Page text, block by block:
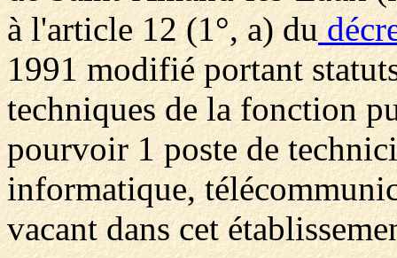
à l'article 12 (1°, a) du
1991 modifié portant
techniques de la fonction
pourvoir 1 poste de
informatique,
vacant dans cet